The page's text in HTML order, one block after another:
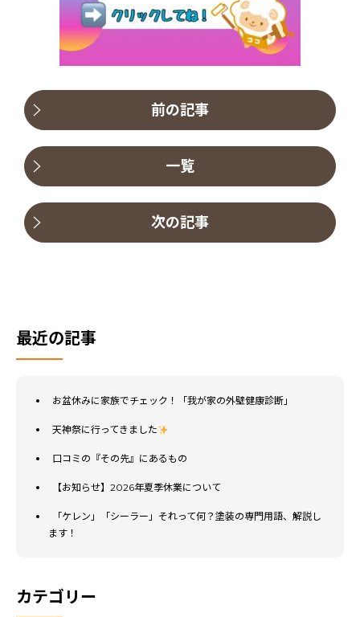
前の記事
一覧
次の記事
最近の記事
お盆休みに家族でチェック！「我が家の外壁健康診断」
天神祭に行ってきました
口コミの『その先』にあるもの
【お知らせ】2026年夏季休業について
「ケレン」「シーラー」それって何？塗装の専門用語、解説し
ます！
カテゴリー